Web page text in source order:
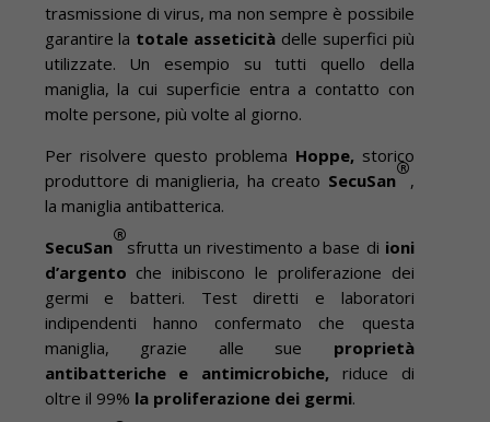
trasmissione di virus, ma non sempre è possibile
garantire la totale asseticità delle superfici più
utilizzate. Un esempio su tutti quello della
maniglia, la cui superficie entra a contatto con
molte persone, più volte al giorno.
Per risolvere questo problema Hoppe,storico
produttore di maniglieria, ha creato SecuSan
®
,
la maniglia antibatterica.
SecuSan
®
sfrutta un rivestimento a base di ioni
d’argento che inibiscono le proliferazione dei
germi e batteri. Test diretti e laboratori
indipendenti hanno confermato che questa
maniglia, grazie alle sue proprietà
antibatteriche e antimicrobiche, riduce di
oltre il 99% la proliferazione dei germi.